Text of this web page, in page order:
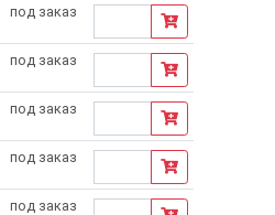
под заказ
под заказ
под заказ
под заказ
под заказ